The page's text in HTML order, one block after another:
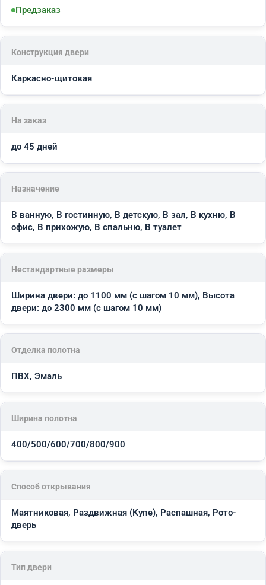
Предзаказ
Конструкция двери
Каркасно-щитовая
На заказ
до 45 дней
Назначение
В ванную, В гостинную, В детскую, В зал, В кухню, В
офис, В прихожую, В спальню, В туалет
Нестандартные размеры
Ширина двери: до 1100 мм (с шагом 10 мм), Высота
двери: до 2300 мм (с шагом 10 мм)
Отделка полотна
ПВХ, Эмаль
Ширина полотна
400/500/600/700/800/900
Способ открывания
Маятниковая, Раздвижная (Купе), Распашная, Рото-
дверь
Тип двери